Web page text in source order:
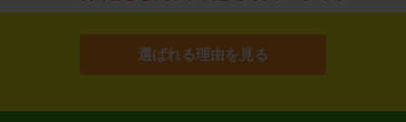
選ばれる理由を見る